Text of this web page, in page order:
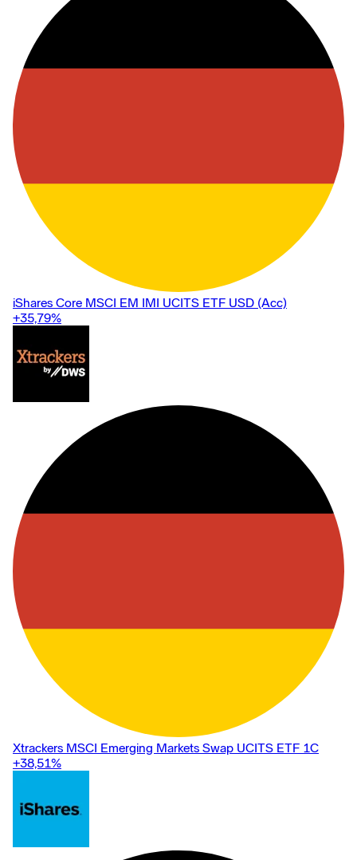
iShares Core MSCI EM IMI UCITS ETF USD (Acc)
+35,79%
Xtrackers MSCI Emerging Markets Swap UCITS ETF 1C
+38,51%